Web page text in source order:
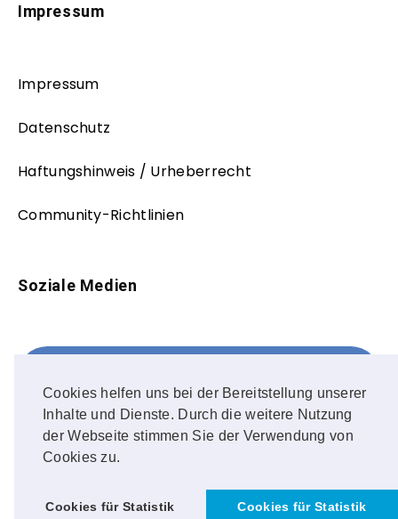
Cookies helfen uns bei der Bereitstellung unserer
Inhalte und Dienste. Durch die weitere Nutzung
der Webseite stimmen Sie der Verwendung von
Cookies zu.
Cookies für Statistik Cookies für Statistik
Impressum
Impressum
Datenschutz
Haftungshinweis / Urheberrecht
Community-Richtlinien
Soziale Medien
FOLLOW ME!
Instagram
OUR PHOTOS!